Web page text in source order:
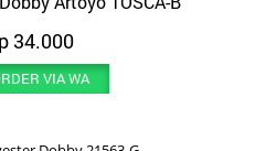
34.000
VIA WA